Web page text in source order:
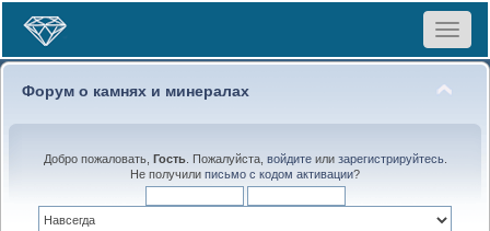
Toggle
Форум о камнях и минералах
Добро пожаловать, Гость. Пожалуйста, войдитеили зарегистрируйтесь.
Не получили письмо с кодом активации?